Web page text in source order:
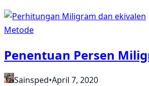
Metode
Penentuan Persen
Sainsped•April 7, 2020